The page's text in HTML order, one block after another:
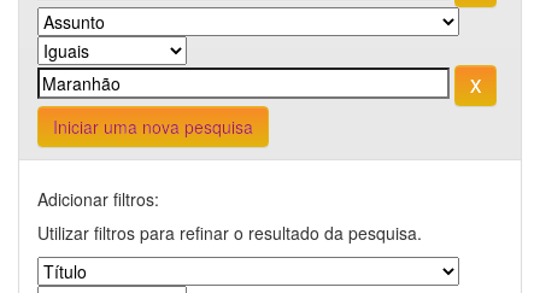
Iniciar uma nova pesquisa
Adicionar filtros:
Utilizar filtros para refinar o resultado da pesquisa.